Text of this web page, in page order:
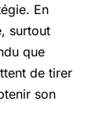
En
surtout
que
de tirer
son